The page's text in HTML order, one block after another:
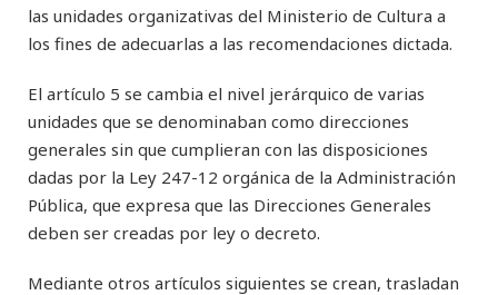
las unidades organizativas del Ministerio de Cultura a
los fines de adecuarlas a las recomendaciones dictada.
El artículo 5 se cambia el nivel jerárquico de varias
unidades que se denominaban como direcciones
generales sin que cumplieran con las disposiciones
dadas por la Ley 247-12 orgánica de la Administración
Pública, que expresa que las Direcciones Generales
deben ser creadas por ley o decreto.
Mediante otros artículos siguientes se crean, trasladan